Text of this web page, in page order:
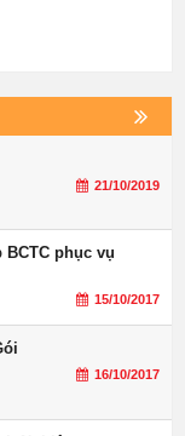
21/10/2019
BCTC phục vụ
15/10/2017
16/10/2017